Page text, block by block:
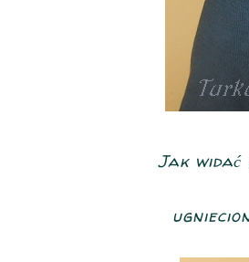
Jak widać